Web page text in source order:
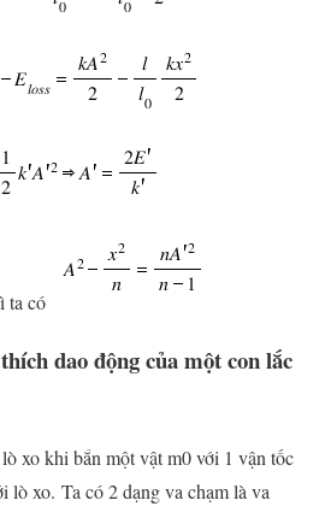
ta có
dao động của một con lắc
xo khi bắn một vật m0 với 1 vận tốc
lò xo. Ta có 2 dạng va chạm là va